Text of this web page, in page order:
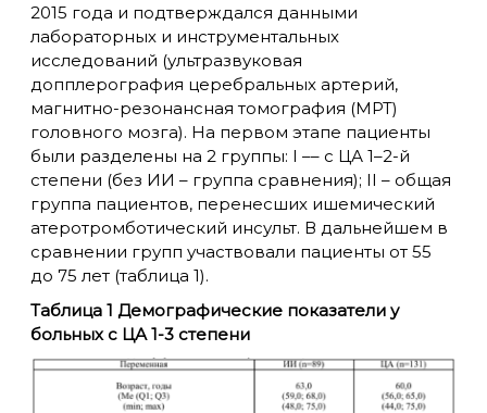
2015 года и подтверждался данными
лабораторных и инструментальных
исследований (ультразвуковая
допплерография церебральных артерий,
магнитно-резонансная томография (МРТ)
головного мозга). На первом этапе пациенты
были разделены на 2 группы: І –– с ЦА 1–2-й
степени (без ИИ – группа сравнения); ІI – общая
группа пациентов, перенесших ишемический
атеротромботический инсульт. В дальнейшем в
сравнении групп участвовали пациенты от 55
до 75 лет (таблица 1).
Таблица 1 Демографические показатели у
больных с ЦА 1-3 степени